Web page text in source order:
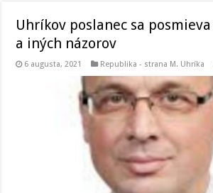
Uhríkov poslanec sa
a iných názorov
6 augusta, 2021 Republika - strana M. Uhríka